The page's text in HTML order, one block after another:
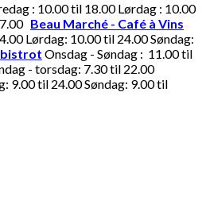
: 10.00 til 18.00 Lørdag : 10.00
Beau Marché - Café à Vins
Lørdag: 10.00 til 24.00 Søndag:
bistrot Onsdag - Søndag : 11.00 til
- torsdag: 7.30 til 22.00
9.00 til 24.00 Søndag: 9.00 til